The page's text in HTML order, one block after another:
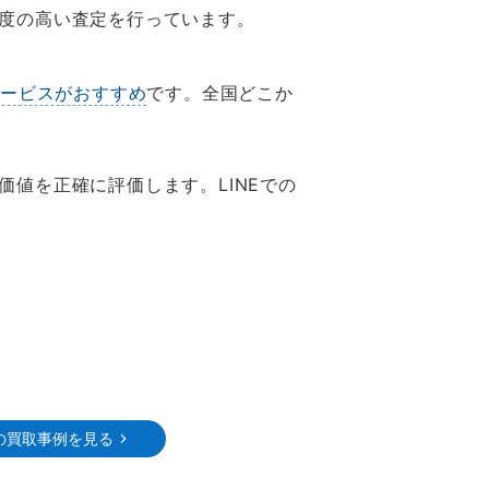
高い査定を行っています。
ビスがおすすめです。全国どこか
値を正確に評価します。LINEでの
買取事例を見る